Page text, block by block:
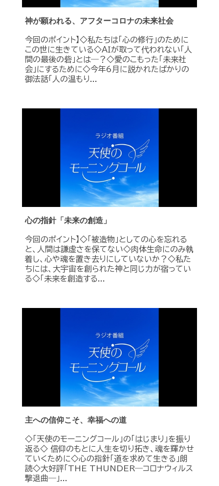
神が願われる、アフターコロナの未来社会
今回のポイント】◇私たちは「心の修行」のために
この世に生きている◇ＡＩが取って代われない「人
間の最後の砦」とは―？◇愛のこもった「未来社
会」にするために◇今年6月に説かれたばかりの
御法話「人の温もり...
心の指針「未来の創造」
今回のポイント】◇「被造物」としての心を忘れる
と、人間は謙虚さを保てない◇肉体生命にのみ執
着し、心や魂を置き去りにしていないか？◇私た
ちには、大宇宙を創られた神と同じ力が宿ってい
る◇「未来を創造する...
主への信仰こそ、幸福への道
◇「天使のモーニングコール」の「はじまり」を振り
返る◇ 信仰のもとに人生を切り拓き、魂を輝かせ
ていくために◇心の指針「道を求めて生きる」朗
読◇大好評「THE THUNDER―コロナウィルス
撃退曲―」...